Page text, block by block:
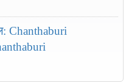
Chanthaburi